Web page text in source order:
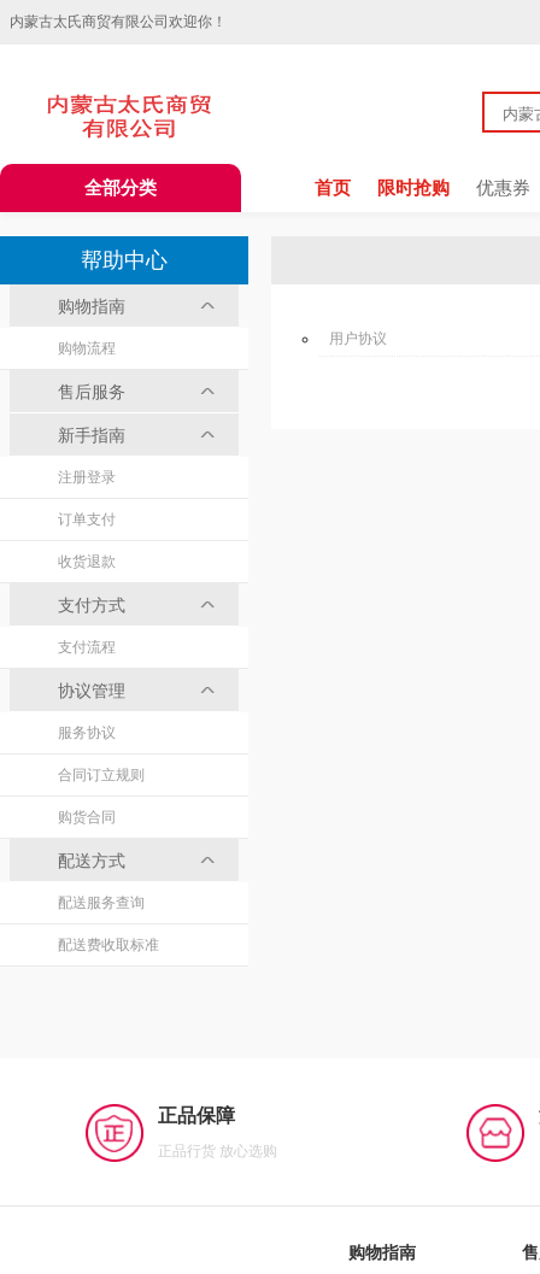
内蒙古太氏商贸有限公司欢迎你！
全部分类 首页 限时抢购 优惠券
帮助中心
购物指南
购物流程
售后服务
新手指南
注册登录
订单支付
收货退款
支付方式
支付流程
协议管理
服务协议
合同订立规则
购货合同
配送方式
配送服务查询
配送费收取标准
用户协议
正品保障
正品行货 放心选购
购物指南